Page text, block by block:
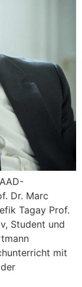
Dr. Marc
Tagay Prof.
Student und
mit